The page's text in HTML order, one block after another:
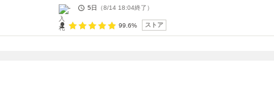
-
5日 （8/14 18:04終了）
99.6% ストア